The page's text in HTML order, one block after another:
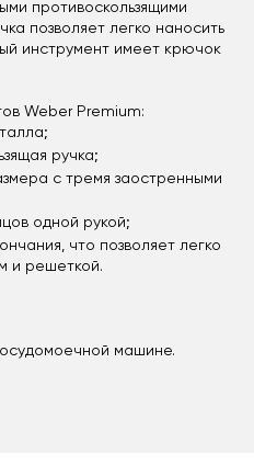
противоскользящими
позволяет легко наносить
инструмент имеет крючок
Weber Premium:
ручка;
с тремя заостренными
одной рукой;
что позволяет легко
и решеткой.
машине.